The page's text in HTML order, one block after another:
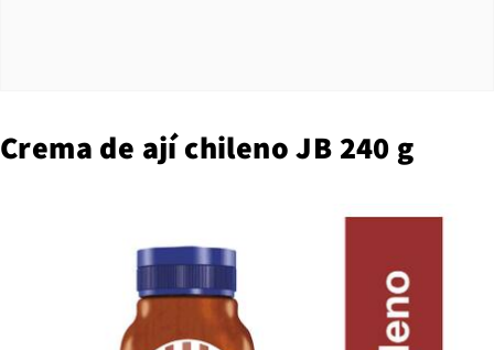
Crema de ají chileno JB 240 g